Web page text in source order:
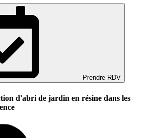
Prendre RDV
d'abri de jardin en résine dans les